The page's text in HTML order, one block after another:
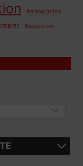
Paléographie
Ressources